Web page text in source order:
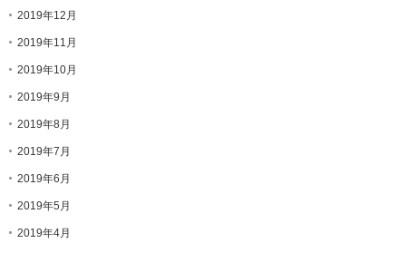
2019年12月
2019年11月
2019年10月
2019年9月
2019年8月
2019年7月
2019年6月
2019年5月
2019年4月